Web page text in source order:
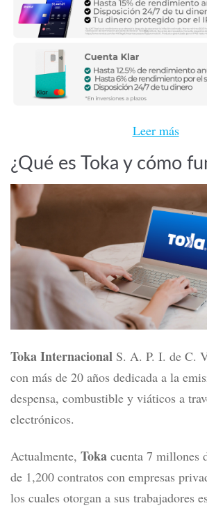
Leer más
¿Qué es Toka y cómo
Toka Internacional S. A. P. I. de C.
con más de 20 años dedicada a la
despensa, combustible y viáticos a
electrónicos.
Actualmente, Toka cuenta 7 millones
de 1,200 contratos con empresas
los cuales otorgan a sus trabajadores